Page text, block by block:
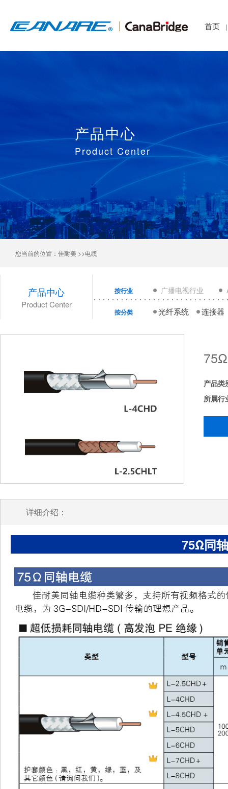
首页 |
产品中心
Product Center
您当前的位置： 佳耐美 >>电缆
产品中心
Product Center
按行业 广播电视行业
按分类 光纤系统 连接器
产品类
所属行
详细介绍：
75Ω同